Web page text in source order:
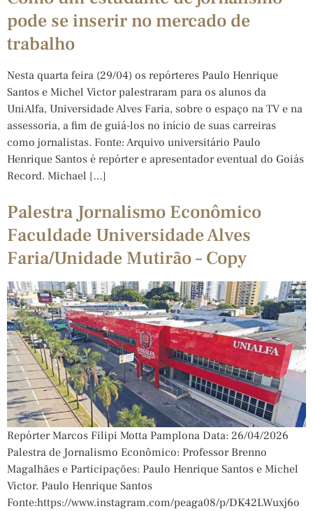
pode se inserir no mercado de
trabalho
Nesta quarta feira (29/04) os repórteres Paulo Henrique
Santos e Michel Victor palestraram para os alunos da
UniAlfa, Universidade Alves Faria, sobre o espaço na TV e na
assessoria, a fim de guiá-los no início de suas carreiras
como jornalistas. Fonte: Arquivo universitário Paulo
Henrique Santos é repórter e apresentador eventual do Goiás
Record. Michael […]
Palestra Jornalismo Econômico
Faculdade Universidade Alves
Faria/Unidade Mutirão – Copy
Repórter Marcos Filipi Motta Pamplona Data: 26/04/2026
Palestra de Jornalismo Econômico: Professor Brenno
Magalhães e Participações: Paulo Henrique Santos e Michel
Victor. Paulo Henrique Santos
Fonte:https://www.instagram.com/peaga08/p/DK42LWuxj6o